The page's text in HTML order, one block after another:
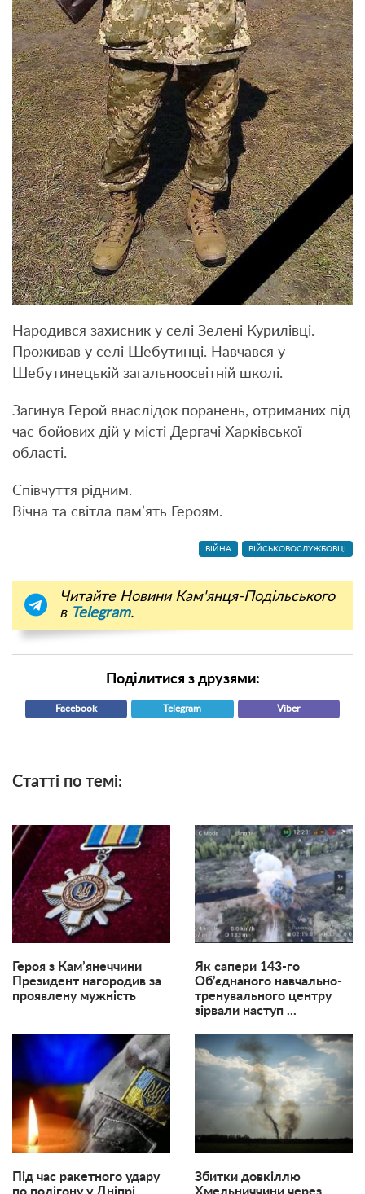
Народився захисник у селі Зелені Курилівці.
Проживав у селі Шебутинці. Навчався у
Шебутинецькій загальноосвітній школі.
Загинув Герой внаслідок поранень, отриманих під
час бойових дій у місті Дергачі Харківської
області.
Співчуття рідним.
Вічна та світла пам’ять Героям.
ВІЙНА ВІЙСЬКОВОСЛУЖБОВЦІ
Читайте Новини Кам'янця-Подільського
в Telegram.
Поділитися з друзями:
Facebook Telegram Viber
Статті по темі:
Героя з Кам’янеччини
Президент нагородив за
проявлену мужність
Як сапери 143-го
Об’єднаного навчально-
тренувального центру
зірвали наступ ...
Під час ракетного удару
Збитки довкіллю